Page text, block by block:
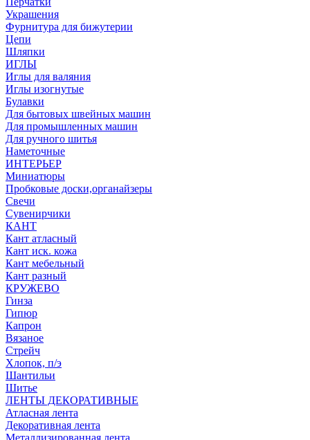
Украшения
Фурнитура для бижутерии
Цепи
Шляпки
ИГЛЫ
Иглы для валяния
Иглы изогнутые
Булавки
Для бытовых швейных машин
Для промышленных машин
Для ручного шитья
Наметочные
ИНТЕРЬЕР
Миниатюры
Пробковые доски,органайзеры
Свечи
Сувенирчики
КАНТ
Кант атласный
Кант иск. кожа
Кант мебельный
Кант разный
КРУЖЕВО
Гинза
Гипюр
Капрон
Вязаное
Стрейч
Хлопок, п/э
Шантильи
Шитье
ЛЕНТЫ ДЕКОРАТИВНЫЕ
Атласная лента
Декоративная лента
Металлизированная лента